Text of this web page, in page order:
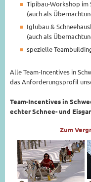
Tipibau-Workshop im
(auch als
Iglubau &
(auch als
spezielle
Alle Team-Incentives in
das Anforderungsprofil
Team-Incentives in
echter Schnee- und
Zum